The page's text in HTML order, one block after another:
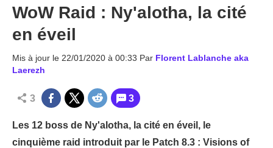
WoW Raid : Ny'alotha, la cité
en éveil
Mis à jour le 22/01/2020 à 00:33 Par Florent Lablanche aka
Laerezh
3 3
Les 12 boss de Ny'alotha, la cité en éveil, le
cinquième raid introduit par le Patch 8.3 : Visions of